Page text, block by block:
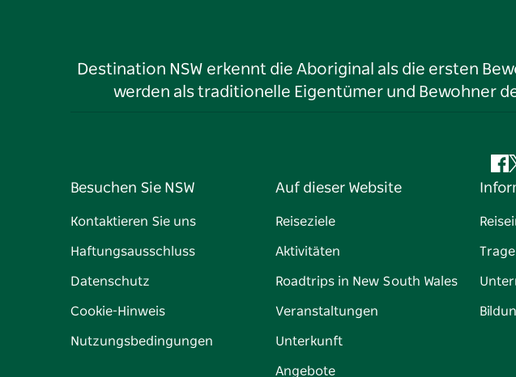
Destination NSW erkennt die Aboriginal als die ersten
werden als traditionelle Eigentümer und Bewohner
Besuchen Sie NSW
Kontaktieren Sie uns
Haftungsausschluss
Datenschutz
Cookie-Hinweis
Nutzungsbedingungen
Auf dieser Website
Reiseziele
Aktivitäten
Roadtrips in New South Wales
Veranstaltungen
Unterkunft
Angebote